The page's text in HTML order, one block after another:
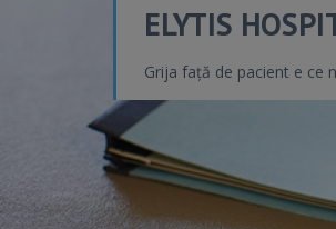
ELYTIS
Grija față de pacient e ce